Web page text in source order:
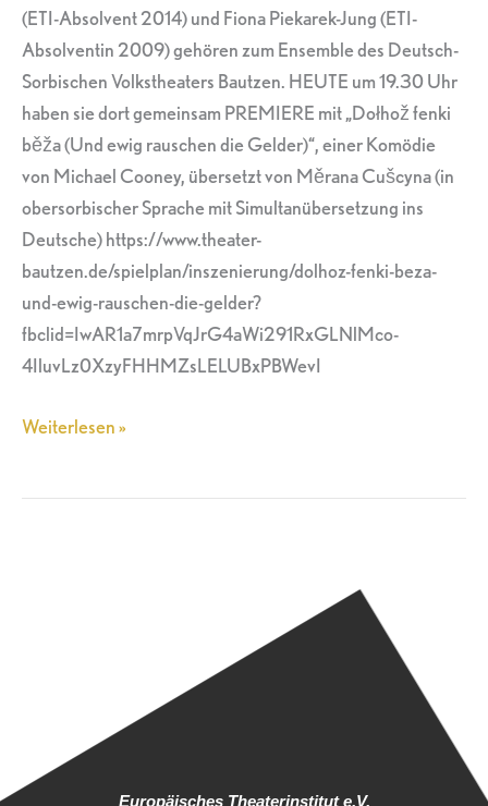
(ETI-Absolvent 2014) und Fiona Piekarek-Jung (ETI-
Absolventin 2009) gehören zum Ensemble des Deutsch-
Sorbischen Volkstheaters Bautzen. HEUTE um 19.30 Uhr
haben sie dort gemeinsam PREMIERE mit „Dołhož fenki
běža (Und ewig rauschen die Gelder)“, einer Komödie
von Michael Cooney, übersetzt von Měrana Cušcyna (in
obersorbischer Sprache mit Simultanübersetzung ins
Deutsche) https://www.theater-
bautzen.de/spielplan/inszenierung/dolhoz-fenki-beza-
und-ewig-rauschen-die-gelder?
fbclid=IwAR1a7mrpVqJrG4aWi291RxGLNlMco-
4IluvLz0XzyFHHMZsLELUBxPBWevI
Weiterlesen »
Europäisches Theaterinstitut e.V.